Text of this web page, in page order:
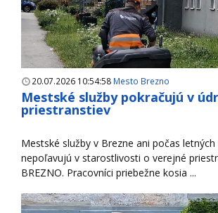
20.07.2026 10:54:58 Mesto Brezno
Mestské služby pokračujú v
priestranstiev
Mestské služby v Brezne ani počas
nepoľavujú v starostlivosti o verejné
BREZNO. Pracovníci priebežne kosia ...